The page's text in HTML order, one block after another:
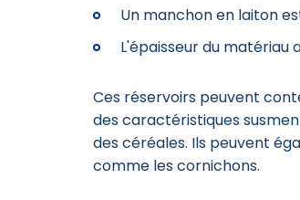
Un manchon en laiton
L'épaisseur du matériau
Ces réservoirs peuvent
des caractéristiques
des céréales. Ils peuvent
comme les cornichons.